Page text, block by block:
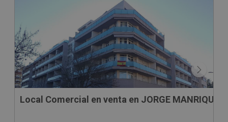
Local Comercial en venta en JORGE MANRIQUE,